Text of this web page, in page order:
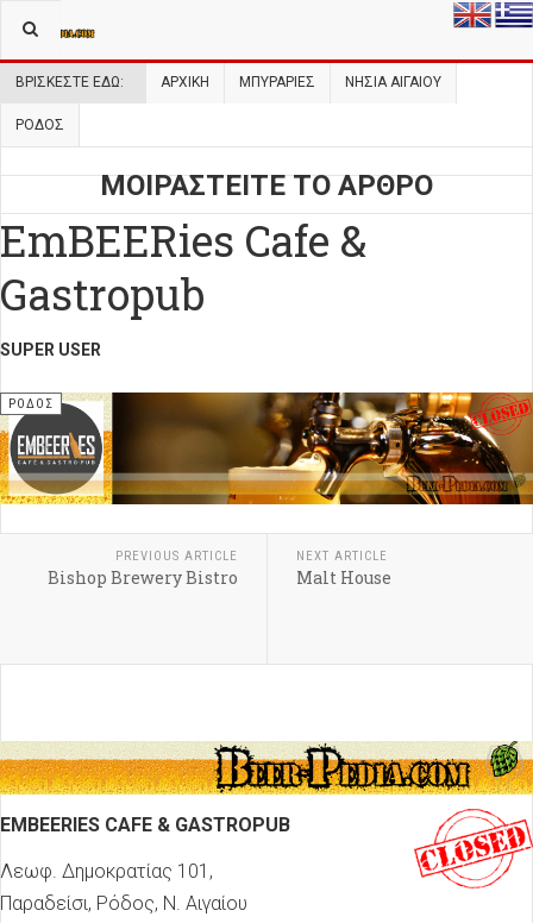
ΒΡΊΣΚΕΣΤΕ ΕΔΏ: ΑΡΧΙΚΉ ΜΠΥΡΑΡΙΕΣ ΝΗΣΙΆ ΑΙΓΑΊΟΥ
ΡΌΔΟΣ
ΜΟΙΡΑΣΤΕΙΤΕ ΤΟ ΑΡΘΡΟ
EmBEERies Cafe &
Gastropub
SUPER USER
ΡΌΔΟΣ
PREVIOUS ARTICLE
Bishop Brewery Bistro
NEXT ARTICLE
Malt House
EMBEERIES CAFE & GASTROPUB
Λεωφ. Δημοκρατίας 101,
Παραδείσι, Ρόδος, Ν. Αιγαίου